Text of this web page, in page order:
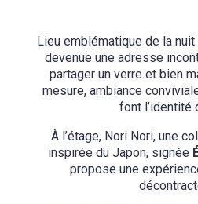
Lieu emblématique de la
devenue une adresse
partager un verre et bien
mesure, ambiance
font l’identité
À l’étage, Nori Nori, une
inspirée du Japon, signée
propose une